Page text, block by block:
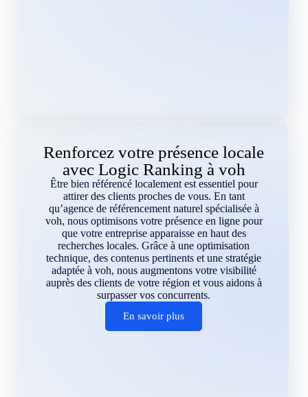
Renforcez votre présence locale
avec Logic Ranking à voh
Être bien référencé localement est essentiel pour
attirer des clients proches de vous. En tant
qu’agence de référencement naturel spécialisée à
voh, nous optimisons votre présence en ligne pour
que votre entreprise apparaisse en haut des
recherches locales. Grâce à une optimisation
technique, des contenus pertinents et une stratégie
adaptée à voh, nous augmentons votre visibilité
auprès des clients de votre région et vous aidons à
surpasser vos concurrents.
En savoir plus